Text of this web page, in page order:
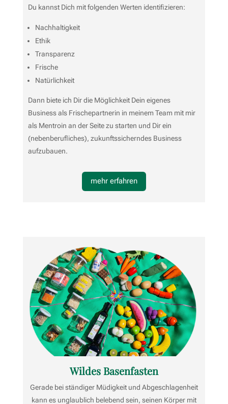
Du kannst Dich mit folgenden Werten identifizieren:
Nachhaltigkeit
Ethik
Transparenz
Frische
Natürlichkeit
Dann biete ich Dir die Möglichkeit Dein eigenes
Business als Frischepartnerin in meinem Team mit mir
als Mentroin an der Seite zu starten und Dir ein
(nebenberufliches), zukunftssicherndes Business
aufzubauen.
mehr erfahren
Wildes Basenfasten
Gerade bei ständiger Müdigkeit und Abgeschlagenheit
kann es unglaublich belebend sein, seinen Körper mit